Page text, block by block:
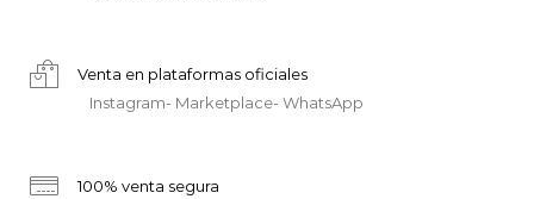
Venta en plataformas oficiales
Instagram- Marketplace- WhatsApp
100% venta segura